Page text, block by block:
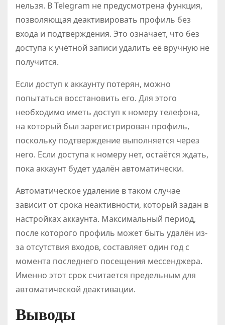
нельзя. В Telegram не предусмотрена функция,
позволяющая деактивировать профиль без
входа и подтверждения. Это означает, что без
доступа к учётной записи удалить её вручную не
получится.
Если доступ к аккаунту потерян, можно
попытаться восстановить его. Для этого
необходимо иметь доступ к номеру телефона,
на который был зарегистрирован профиль,
поскольку подтверждение выполняется через
него. Если доступа к номеру нет, остаётся ждать,
пока аккаунт будет удалён автоматически.
Автоматическое удаление в таком случае
зависит от срока неактивности, который задан в
настройках аккаунта. Максимальный период,
после которого профиль может быть удалён из-
за отсутствия входов, составляет один год с
момента последнего посещения мессенджера.
Именно этот срок считается предельным для
автоматической деактивации.
Выводы